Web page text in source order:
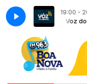
19:00 -
Nova A Voz do